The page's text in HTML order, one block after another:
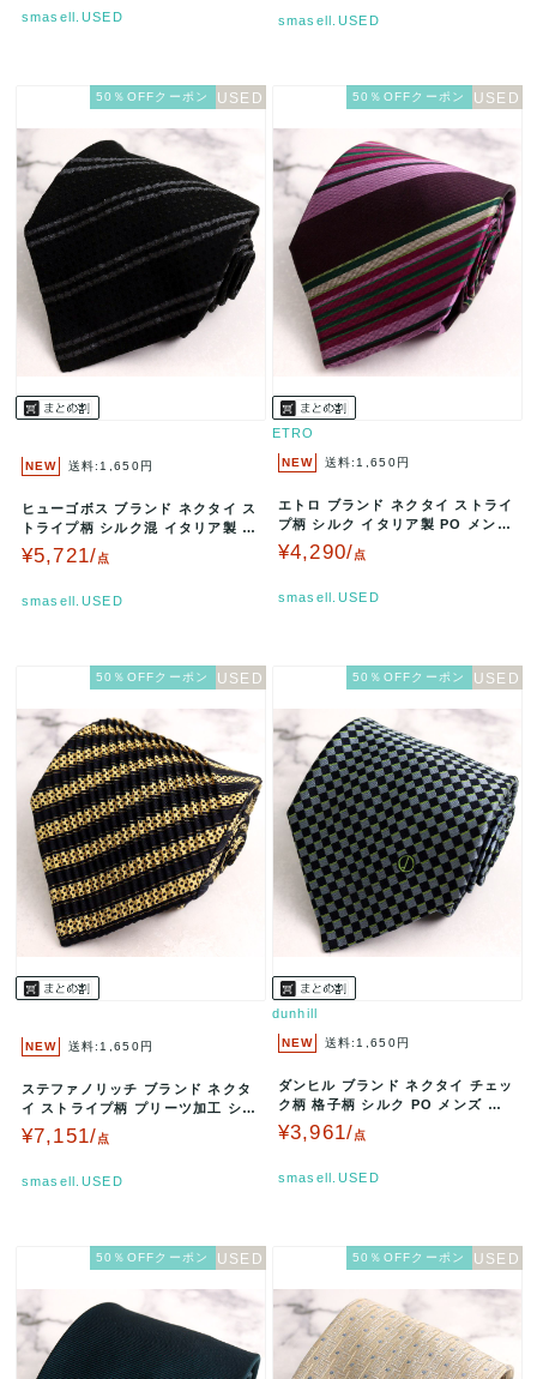
smasell.USED smasell.USED
50％OFFクーポン
NEW 送料:1,650円
ヒューゴボス ブランド ネクタイ ス
トライプ柄 シルク混 イタリア製 P
O メンズ ブラック HUG…
¥5,721/点
smasell.USED
50％OFFクーポン
ETRO
NEW 送料:1,650円
エトロ ブランド ネクタイ ストライ
プ柄 シルク イタリア製 PO メンズ
パープル ETRO 【中…
¥4,290/点
smasell.USED
50％OFFクーポン
NEW 送料:1,650円
ステファノリッチ ブランド ネクタ
イ ストライプ柄 プリーツ加工 シル
ク イタリア製 PO メンズ …
¥7,151/点
smasell.USED
50％OFFクーポン
dunhill
NEW 送料:1,650円
ダンヒル ブランド ネクタイ チェッ
ク柄 格子柄 シルク PO メンズ ネ
イビー dunhill 【…
¥3,961/点
smasell.USED
50％OFFクーポン 50％OFFクーポン